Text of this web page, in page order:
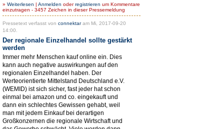
» Weiterlesen | Anmelden oderregistrieren um Kommentare
einzutragen - 3457 Zeichen in dieser Pressemeldung
Pressetext verfasst von connektaram Mi, 2017-09-20
14:00.
Der regionale Einzelhandel sollte gestärkt
werden
Immer mehr Menschen kauf online ein. Dies
kann auch negative auswirkungen auf den
regionalen Einzelhandel haben. Der
Werteorientierte Mittelstand Deutschland e.V.
(WEMID) ist sich sicher, fast jeder hat schon
einmal bei amazon und co. eingekauft und
dann ein schlechtes Gewissen gehabt, weil
man mit jedem Einkauf bei derartigen
Großkonzernen die regionale Wirtschaft und